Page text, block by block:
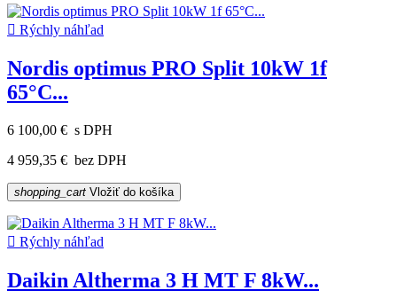
 Rýchly náhľad
Nordis optimus PRO Split 10kW 1f
65°C...
6 100,00 € s DPH
4 959,35 € bez DPH
shopping_cart Vložiť do košíka
 Rýchly náhľad
Daikin Altherma 3 H MT F 8kW...